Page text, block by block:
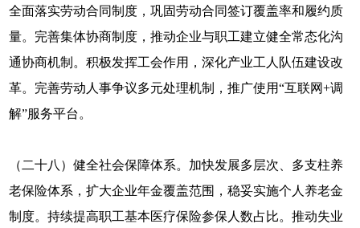
全面落实劳动合同制度，巩固劳动合同签订覆盖率和履约质
量。完善集体协商制度，推动企业与职工建立健全常态化沟
通协商机制。积极发挥工会作用，深化产业工人队伍建设改
革。完善劳动人事争议多元处理机制，推广使用“互联网+调
解”服务平台。
（二十八）健全社会保障体系。加快发展多层次、多支柱养
老保险体系，扩大企业年金覆盖范围，稳妥实施个人养老金
制度。持续提高职工基本医疗保险参保人数占比。推动失业